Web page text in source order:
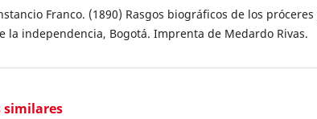
Franco. (1890) Rasgos biográficos de los próceres
la independencia, Bogotá. Imprenta de Medardo Rivas.